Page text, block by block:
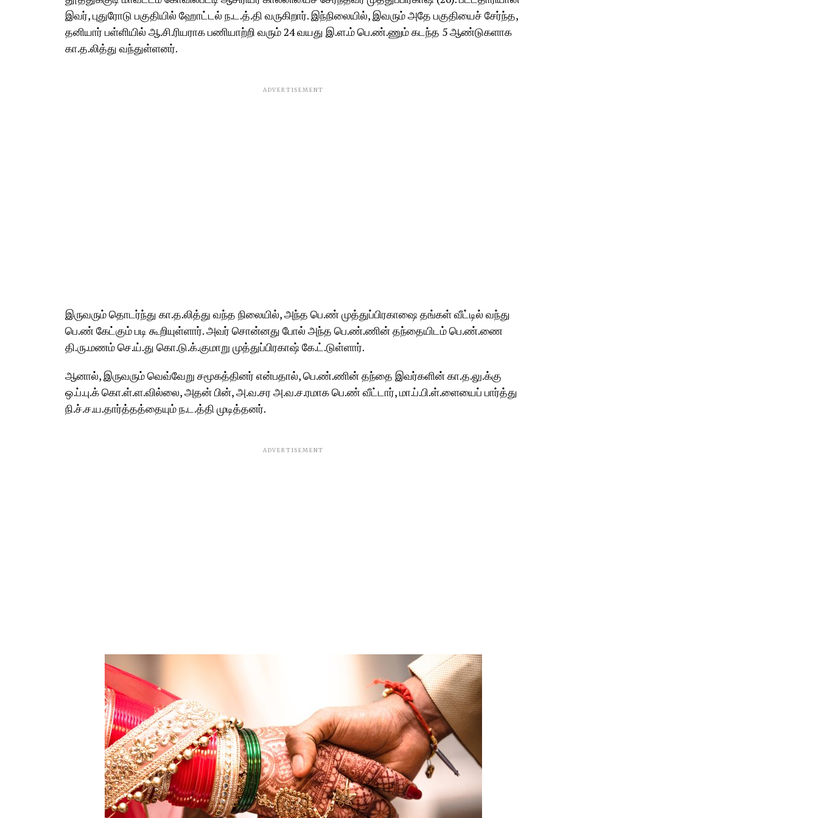
இவர், புதுரோடு பகுதியில் ஹோட்டல் ந.ட.த்.தி வருகிறார். இந்நிலையில், இவரும் அதே பகுதியைச் சேர்ந்த,
தனியார் பள்ளியில் ஆ.சி.ரியராக பணியாற்றி வரும் 24 வயது இ.ள.ம் பெ.ண்.ணும் கடந்த 5 ஆண்டுகளாக
கா.த.லித்து வந்துள்ளனர்.
ADVERTISEMENT
இருவரும் தொடர்ந்து கா.த.லித்து வந்த நிலையில், அந்த பெ.ண் முத்துப்பிரகாஷை தங்கள் வீட்டில் வந்து
பெ.ண் கேட்கும் படி கூறியுள்ளார். அவர் சொன்னது போல் அந்த பெ.ண்.ணின் தந்தையிடம் பெ.ண்.ணை
தி.ரு.மணம் செ.ய்.து கொ.டு.க்.குமாறு முத்துப்பிரகாஷ் கே.ட்.டுள்ளார்.
ஆனால், இருவரும் வெவ்வேறு சமூகத்தினர் என்பதால், பெ.ண்.ணின் தந்தை இவர்களின் கா.த.லு.க்கு
ஒ.ப்.பு.க் கொ.ள்.ள.வில்லை, அதன் பின், அ.வ.சர அ.வ.ச.ரமாக பெ.ண் வீட்டார், மா.ப்.பி.ள்.ளையைப் பார்த்து
நி.ச்.ச.ய.தார்த்தத்தையும் ந.ட.த்தி முடித்தனர்.
ADVERTISEMENT